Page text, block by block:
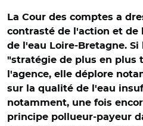
La Cour des comptes a
contrasté de l'action et de
de l'eau Loire-Bretagne.
"stratégie de plus en plus
l'agence, elle déplore
sur la qualité de l'eau
notamment, une fois
principe pollueur-payeur